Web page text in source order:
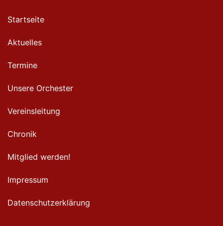
Startseite
Aktuelles
Termine
Unsere Orchester
Vereinsleitung
Chronik
Mitglied werden!
Impressum
Datenschutzerklärung